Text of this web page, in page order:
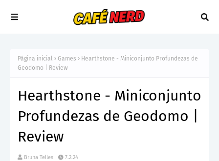
Página inicial Games
Hearthstone - Miniconjunto Profundezas de
Geodomo | Review
Hearthstone - Miniconjunto
Profundezas de Geodomo |
Review
Bruna Telles 7.2.24